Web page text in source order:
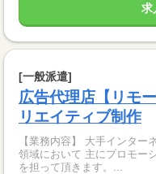
求
[一般派遣]
広告代理店【リモ
リエイティブ制作
【業務内容】 大手インター
領域において 主にプロモー
を担って頂きます。...